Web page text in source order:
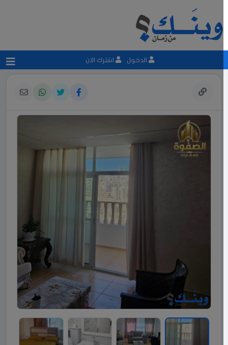
الدخول اشترك الان